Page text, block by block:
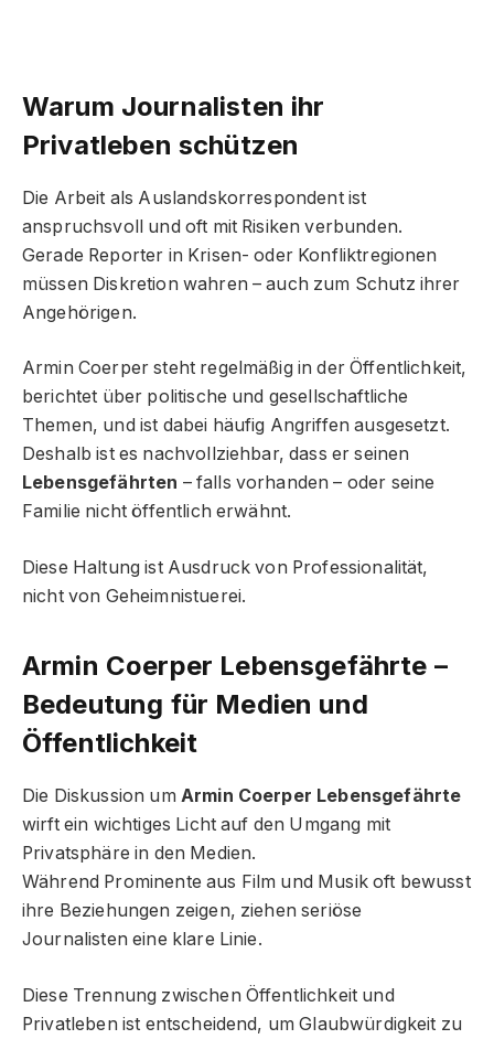
Warum Journalisten ihr
Privatleben schützen
Die Arbeit als Auslandskorrespondent ist
anspruchsvoll und oft mit Risiken verbunden.
Gerade Reporter in Krisen- oder Konfliktregionen
müssen Diskretion wahren – auch zum Schutz ihrer
Angehörigen.
Armin Coerper steht regelmäßig in der Öffentlichkeit,
berichtet über politische und gesellschaftliche
Themen, und ist dabei häufig Angriffen ausgesetzt.
Deshalb ist es nachvollziehbar, dass er seinen
Lebensgefährten – falls vorhanden – oder seine
Familie nicht öffentlich erwähnt.
Diese Haltung ist Ausdruck von Professionalität,
nicht von Geheimnistuerei.
Armin Coerper Lebensgefährte –
Bedeutung für Medien und
Öffentlichkeit
Die Diskussion um Armin Coerper Lebensgefährte
wirft ein wichtiges Licht auf den Umgang mit
Privatsphäre in den Medien.
Während Prominente aus Film und Musik oft bewusst
ihre Beziehungen zeigen, ziehen seriöse
Journalisten eine klare Linie.
Diese Trennung zwischen Öffentlichkeit und
Privatleben ist entscheidend, um Glaubwürdigkeit zu